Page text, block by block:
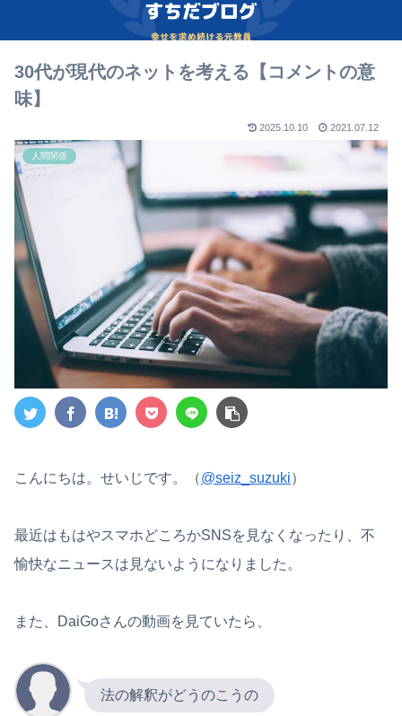
30代が現代のネットを考える【コメントの意
味】
2025.10.10 2021.07.12
人間関係
こんにちは。せいじです。（@seiz_suzuki）
最近はもはやスマホどころかSNSを見なくなったり、不
愉快なニュースは見ないようになりました。
また、DaiGoさんの動画を見ていたら、
法の解釈がどうのこうの